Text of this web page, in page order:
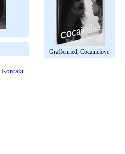
Graffenried, Cocainelove
Kontakt·